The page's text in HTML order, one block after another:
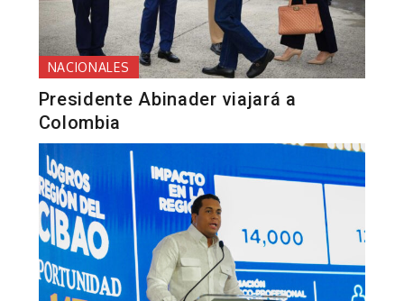
NACIONALES
Presidente Abinader viajará a
Colombia